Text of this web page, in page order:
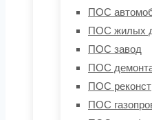
ПОС
ПОС жилых
ПОС завод
ПОС
ПОС
ПОС